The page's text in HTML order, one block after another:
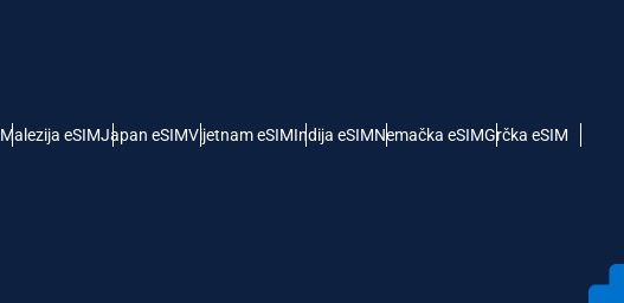
Malezija eSIMJapan eSIMVijetnam eSIMIndija eSIMNemačka eSIMGrčka eSIM